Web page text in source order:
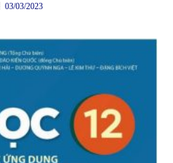
03/03/2023